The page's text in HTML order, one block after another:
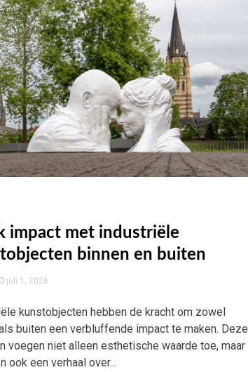
impact met industriële
binnen en buiten
juli 1, 2026
kunstobjecten hebben de kracht om zowel
buiten een verbluffende impact te maken. Deze
voegen niet alleen esthetische waarde toe, maar
ook een verhaal over...